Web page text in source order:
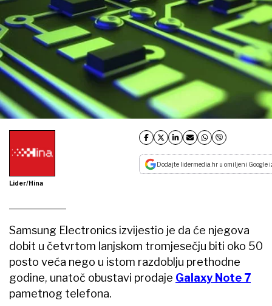
Lider/Hina
Dodajte lidermedia.hr u omiljeni Google
Samsung Electronics izvijestio je da će njegova
dobit u četvrtom lanjskom tromjesečju biti oko 50
posto veća nego u istom razdoblju prethodne
godine, unatoč obustavi prodaje Galaxy Note 7
pametnog telefona.